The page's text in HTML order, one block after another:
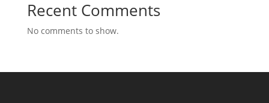
Recent Comments
No comments to show.